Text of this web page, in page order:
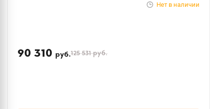
Нет в наличии
90 310 руб.125 531руб.